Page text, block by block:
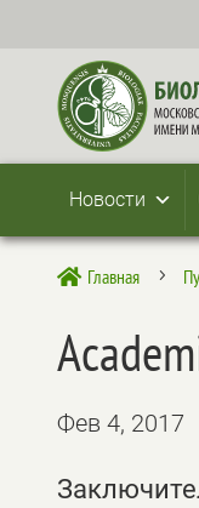
Новости
 Главная 5
Фев 4, 2017